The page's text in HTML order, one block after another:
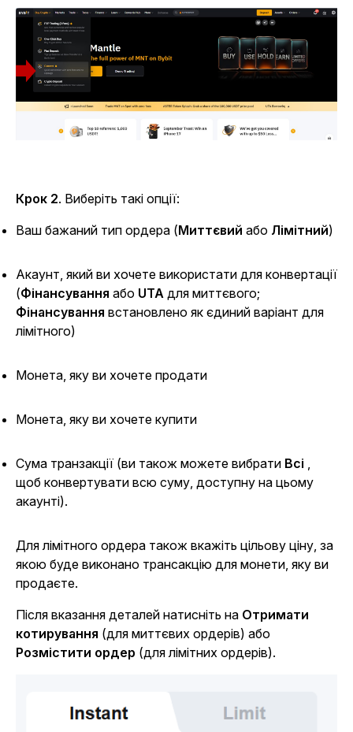
Крок 2. Виберіть такі опції:
Ваш бажаний тип ордера (Миттєвий або Лімітний)
Акаунт, який ви хочете використати для конвертації
(Фінансування або UTA для миттєвого;
Фінансування встановлено як єдиний варіант для
лімітного)
Монета, яку ви хочете продати
Монета, яку ви хочете купити
Сума транзакції (ви також можете вибрати Всі ,
щоб конвертувати всю суму, доступну на цьому
акаунті).
Для лімітного ордера також вкажіть цільову ціну, за
якою буде виконано трансакцію для монети, яку ви
продаєте.
Після вказання деталей натисніть на Отримати
котирування (для миттєвих ордерів) або
Розмістити ордер (для лімітних ордерів).